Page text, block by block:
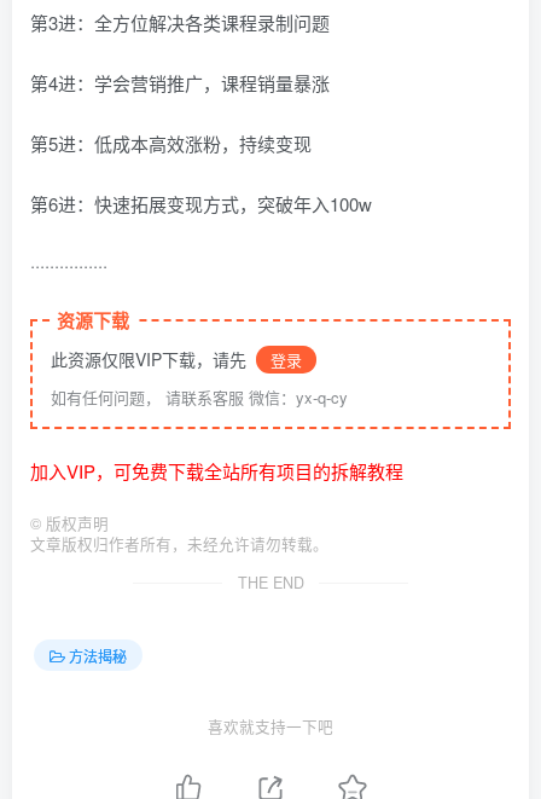
第3进：全方位解决各类课程录制问题
第4进：学会营销推广，课程销量暴涨
第5进：低成本高效涨粉，持续变现
第6进：快速拓展变现方式，突破年入100w
················
资源下载
此资源仅限VIP下载，请先
登录
如有任何问题， 请联系客服 微信：yx-q-cy
加入VIP，可免费下载全站所有项目的拆解教程
© 版权声明
文章版权归作者所有，未经允许请勿转载。
THE END
方法揭秘
喜欢就支持一下吧